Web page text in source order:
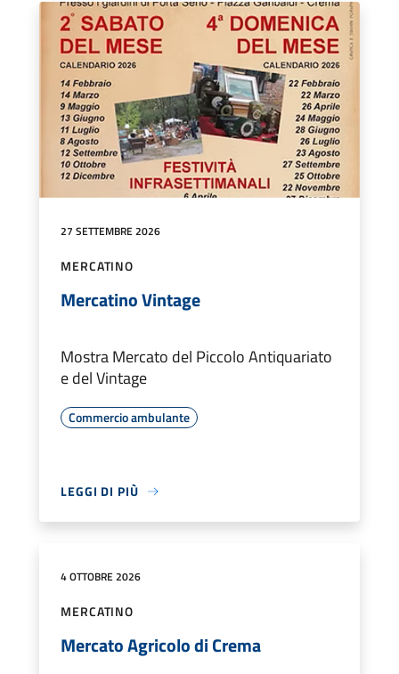
27 SETTEMBRE 2026
MERCATINO
Mercatino Vintage
Mostra Mercato del Piccolo Antiquariato
e del Vintage
Commercio ambulante
LEGGI DI PIÙ
4 OTTOBRE 2026
MERCATINO
Mercato Agricolo di Crema